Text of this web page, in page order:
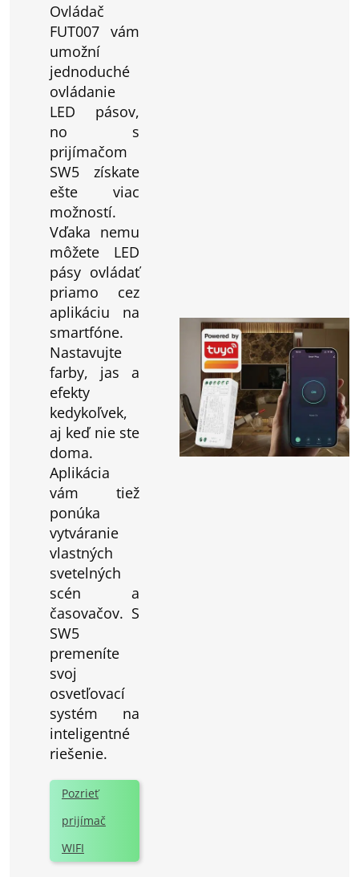
Ovládač
FUT007 vám
umožní
jednoduché
ovládanie
LED pásov,
no s
prijímačom
SW5 získate
ešte viac
možností.
Vďaka nemu
môžete LED
pásy ovládať
priamo cez
aplikáciu na
smartfóne.
Nastavujte
farby, jas a
efekty
kedykoľvek,
aj keď nie ste
doma.
Aplikácia
vám tiež
ponúka
vytváranie
vlastných
svetelných
scén a
časovačov. S
SW5
premeníte
svoj
osvetľovací
systém na
inteligentné
riešenie.
Pozrieť
prijímač
WIFI